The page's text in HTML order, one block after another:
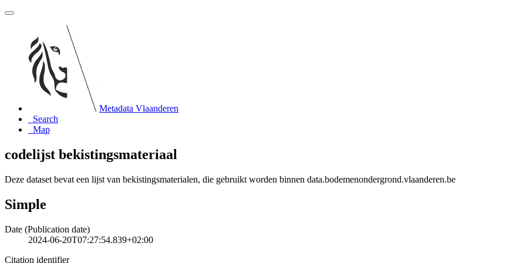
Metadata Vlaanderen
Search
Map
codelijst bekistingsmateriaal
Deze dataset bevat een lijst van bekistingsmaterialen, die gebruikt worden binnen data.bodemenondergrond.vlaanderen.be
Simple
Date (Publication date)
2024-06-20T07:27:54.839+02:00
Citation identifier